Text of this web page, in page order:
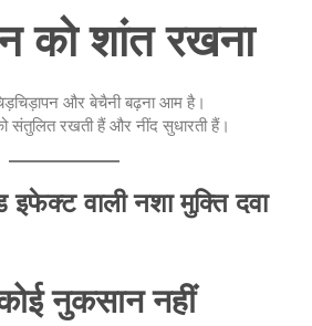
को शांत रखना
और बेचैनी बढ़ना आम है।
संतुलित रखती हैं और नींद सुधारती हैं।
इफेक्ट वाली नशा मुक्ति दवा
नुकसान नहीं